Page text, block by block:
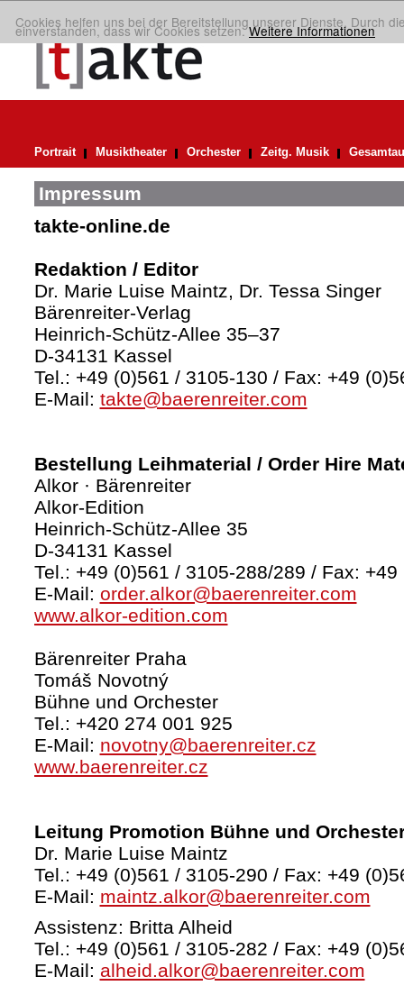
Cookies helfen uns bei der Bereitstellung unserer Dienste. Durch
einverstanden, dass wir Cookies setzen.Weitere Informationen
Portrait Musiktheater Orchester Zeitg. Musik
Impressum
takte-online.de
Redaktion / Editor
Dr. Marie Luise Maintz, Dr. Tessa Singer
Bärenreiter-Verlag
Heinrich-Schütz-Allee 35–37
D-34131 Kassel
Tel.: +49 (0)561 / 3105-130 / Fax: +49
E-Mail: takte@baerenreiter.com
Bestellung Leihmaterial / Order Hire
Alkor · Bärenreiter
Alkor-Edition
Heinrich-Schütz-Allee 35
D-34131 Kassel
Tel.: +49 (0)561 / 3105-288/289 / Fax:
E-Mail: order.alkor@baerenreiter.com
www.alkor-edition.com
Bärenreiter Praha
Tomáš Novotný
Bühne und Orchester
Tel.: +420 274 001 925
E-Mail: novotny@baerenreiter.cz
www.baerenreiter.cz
Leitung Promotion Bühne und
Dr. Marie Luise Maintz
Tel.: +49 (0)561 / 3105-290 / Fax: +49
E-Mail: maintz.alkor@baerenreiter.com
Assistenz: Britta Alheid
Tel.: +49 (0)561 / 3105-282 / Fax: +49
E-Mail: alheid.alkor@baerenreiter.com